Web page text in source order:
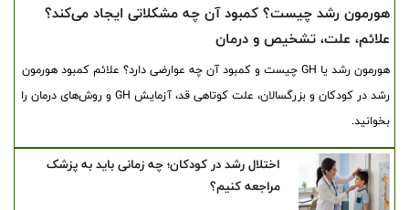
هورمون رشد چیست؟ کمبود آن چه مشکلاتی ایجاد می‌کند؟
علائم، علت، تشخیص و درمان
هورمون رشد یا GH چیست و کمبود آن چه عوارضی دارد؟ علائم کمبود هورمون
رشد در کودکان و بزرگسالان، علت کوتاهی قد، آزمایش GH و روش‌های درمان را
بخوانید.
اختلال رشد در کودکان؛ چه زمانی باید به پزشک
مراجعه کنیم؟